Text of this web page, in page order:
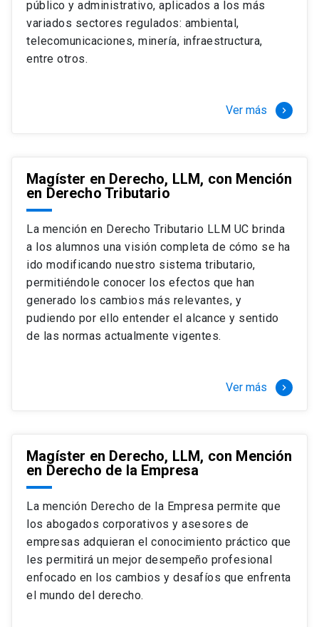
Si optas por la modalidad Full Time:
El LLM UC Full Time es una versión del programa
destinado principalmente a extranjeros, que permite
necesidades y expectativas profesionales, eligiendo
completamente al programa o compatibilizarás un
estudio intenso y exigente, con una muy baja carga
laboral, de marzo a noviembre, para dedicarte
completamente a la actividad de graduación de
diciembre a marzo.
2 cursos mínimos (10 créditos) Primer
semestre
+ 5 cursos a elección (50 créditos) Primer
semestre
+ 4 cursos a elección (40 créditos)
tres meses a tiempo completo (20
Juan Ignacio Piña Rochefort
Director Magíster en Derecho, LLM UC
público y administrativo, aplicados a los más
variados sectores regulados: ambiental,
telecomunicaciones, minería, infraestructura,
entre otros.
Ver más keyboard_arrow_right
Magíster en Derecho, LLM, con Mención
en Derecho Tributario
La mención en Derecho Tributario LLM UC brinda
a los alumnos una visión completa de cómo se ha
ido modificando nuestro sistema tributario,
permitiéndole conocer los efectos que han
generado los cambios más relevantes, y
pudiendo por ello entender el alcance y sentido
de las normas actualmente vigentes.
Ver más keyboard_arrow_right
Magíster en Derecho, LLM, con Mención
en Derecho de la Empresa
La mención Derecho de la Empresa permite que
los abogados corporativos y asesores de
empresas adquieran el conocimiento práctico que
les permitirá un mejor desempeño profesional
enfocado en los cambios y desafíos que enfrenta
el mundo del derecho.